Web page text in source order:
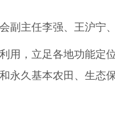
主任李强、王沪宁、
，立足各地功能定
永久基本农田、生